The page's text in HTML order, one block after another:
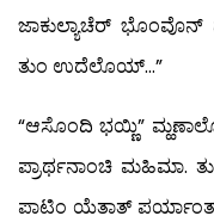
ಜಾಕುಲ್ಯಾಚೆರ್
ತುಂ ಉದೆಲೊಯ್…”
“ಆಸೊಂದಿ ಭಯ್ಣಿ”
ಪ್ರಾರ್ಥನಾಂಚಿ ಮಹಿಮಾ.
ಪಾಟಿಂ ಯೆತಾತ್